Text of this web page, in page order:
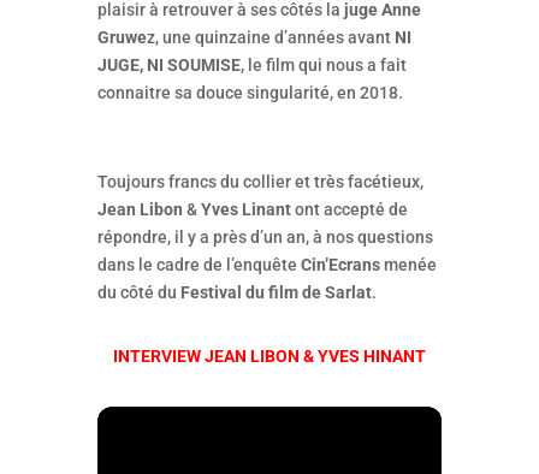
plaisir à retrouver à ses côtés la juge Anne
Gruwez, une quinzaine d’années avant NI
JUGE, NI SOUMISE, le film qui nous a fait
connaitre sa douce singularité, en 2018.
Toujours francs du collier et très facétieux,
Jean Libon &Yves Linantont accepté de
répondre, il y a près d’un an, à nos questions
dans le cadre de l’enquête Cin’Ecransmenée
du côté du Festival du film de Sarlat.
INTERVIEW JEAN LIBON & YVES HINANT